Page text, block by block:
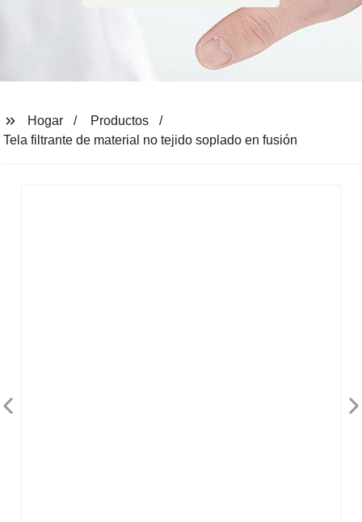
Hogar
Productos
Tela filtrante de material no tejido soplado en fusión